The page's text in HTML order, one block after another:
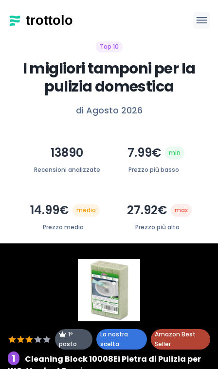
Top 10
I migliori tamponi per la
pulizia domestica
di Agosto 2026
13890
Recensioni analizzate
7.99€ min
Prezzo più basso
14.99€ medio
Prezzo medio
27.92€ max
Prezzo più alto
1°
posto
La nostra
scelta
Amazon Best
Seller
1
Cleaning Block 10008Ei Pietra di Pulizia per